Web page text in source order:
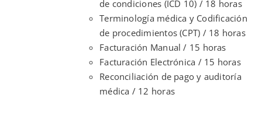
de condiciones (ICD 10) / 18 horas
Terminología médica y Codificación
de procedimientos (CPT) / 18 horas
Facturación Manual / 15 horas
Facturación Electrónica / 15 horas
Reconciliación de pago y auditoría
médica / 12 horas